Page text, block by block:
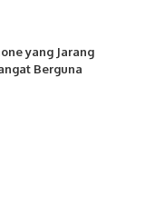
yang Jarang
Berguna